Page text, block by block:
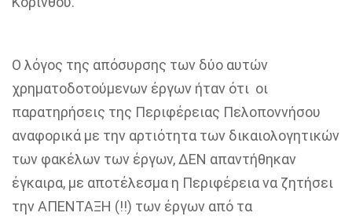
Ο λόγος της απόσυρσης των δύο αυτών
χρηματοδοτούμενων έργων ήταν ότι οι
παρατηρήσεις της Περιφέρειας Πελοποννήσου
αναφορικά με την αρτιότητα των δικαιολογητικών
των φακέλων των έργων, ΔΕΝ απαντήθηκαν
έγκαιρα, με αποτέλεσμα η Περιφέρειανα ζητήσει
τηνΑΠΕΝΤΑΞΗ (!!) των έργων από τα